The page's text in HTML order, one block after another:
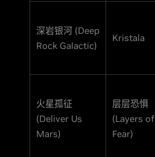
深岩银河 (Deep
Rock Galactic)
Kristala
火星孤征
(Deliver Us
Mars)
层层恐惧
(Layers of
Fear)